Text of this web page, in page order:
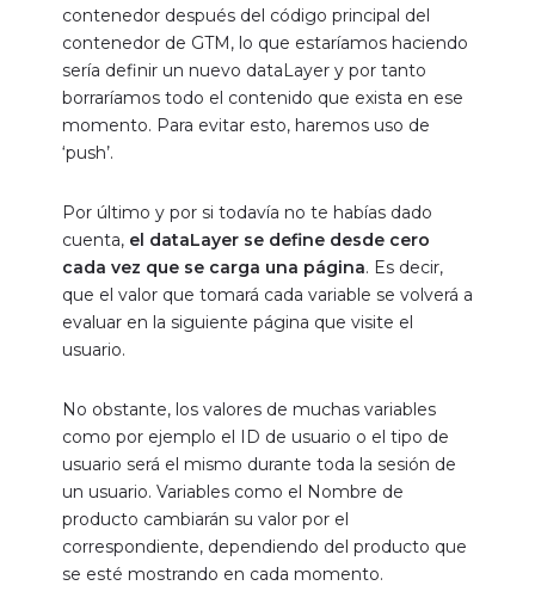
contenedor después del código principal del
contenedor de GTM, lo que estaríamos haciendo
sería definir un nuevo dataLayer y por tanto
borraríamos todo el contenido que exista en ese
momento. Para evitar esto, haremos uso de
‘push’.
Por último y por si todavía no te habías dado
cuenta, el dataLayer se define desde cero
cada vez que se carga una página. Es decir,
que el valor que tomará cada variable se volverá a
evaluar en la siguiente página que visite el
usuario.
No obstante, los valores de muchas variables
como por ejemplo el ID de usuario o el tipo de
usuario será el mismo durante toda la sesión de
un usuario. Variables como el Nombre de
producto cambiarán su valor por el
correspondiente, dependiendo del producto que
se esté mostrando en cada momento.